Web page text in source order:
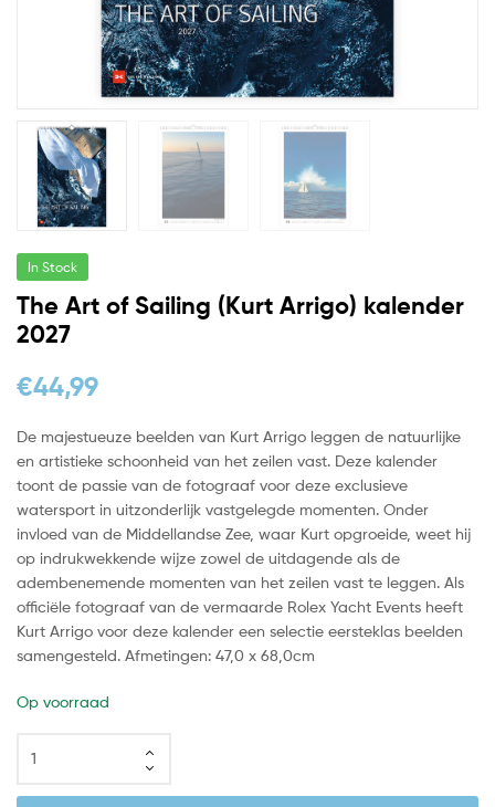
In Stock
The Art of Sailing (Kurt Arrigo) kalender
2027
€44,99
De majestueuze beelden van Kurt Arrigo leggen de natuurlijke
en artistieke schoonheid van het zeilen vast. Deze kalender
toont de passie van de fotograaf voor deze exclusieve
watersport in uitzonderlijk vastgelegde momenten. Onder
invloed van de Middellandse Zee, waar Kurt opgroeide, weet hij
op indrukwekkende wijze zowel de uitdagende als de
adembenemende momenten van het zeilen vast te leggen. Als
officiële fotograaf van de vermaarde Rolex Yacht Events heeft
Kurt Arrigo voor deze kalender een selectie eersteklas beelden
samengesteld. Afmetingen: 47,0 x 68,0cm
Op voorraad